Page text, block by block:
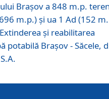
Braşov a 848 m.p.
m.p.) şi ua 1 Ad (152
şi reabilitarea
potabilă Braşov - Săcele,